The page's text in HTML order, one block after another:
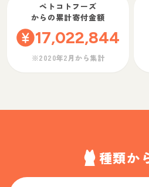
ペトコトフーズ
からの累計寄付金額
17,022,844
※2020年2月から集計
種類か